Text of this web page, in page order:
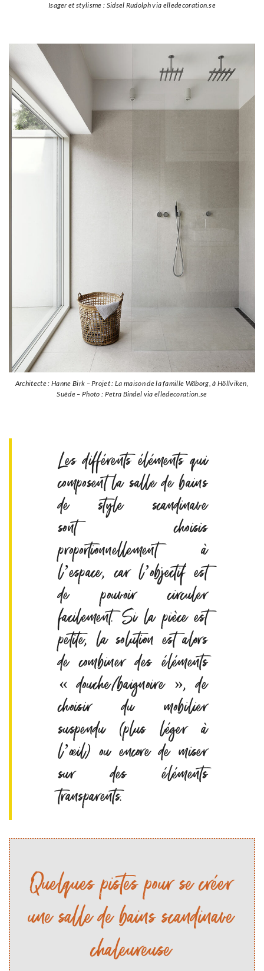
Isager et stylisme : Sidsel Rudolph via elledecoration.se
Architecte : Hanne Birk – Projet : La maison de la famille Wäborg, à Höllviken,
Suède – Photo : Petra Bindel via elledecoration.se
Les différents éléments qui
composent la salle de bains
de style scandinave
sont choisis
proportionnellement à
l’espace, car l’objectif est
de pouvoir circuler
facilement. Si la pièce est
petite, la solution est alors
de combiner des éléments
« douche/baignoire », de
choisir du mobilier
suspendu (plus léger à
l’œil) ou encore de miser
sur des éléments
transparents.
Quelques pistes pour se créer
une salle de bains scandinave
chaleureuse